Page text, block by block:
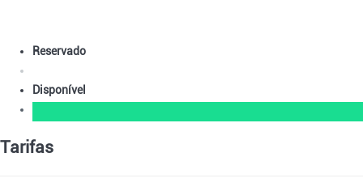
Reservado
Disponível
Tarifas